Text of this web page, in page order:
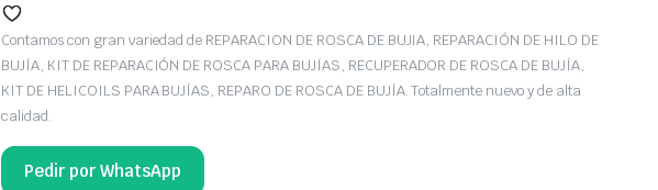
Contamos con gran variedad de REPARACION DE ROSCA DE BUJIA, REPARACIÓN DE HILO DE
BUJÍA, KIT DE REPARACIÓN DE ROSCA PARA BUJÍAS, RECUPERADOR DE ROSCA DE BUJÍA,
KIT DE HELICOILS PARA BUJÍAS, REPARO DE ROSCA DE BUJÍA. Totalmente nuevo y de alta
calidad.
Pedir por WhatsApp